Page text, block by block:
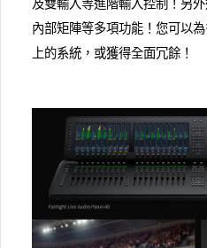
及雙輸入等進階輸入控制！另
內部矩陣等多項功能！您可以
上的系統，或獲得全面冗餘！